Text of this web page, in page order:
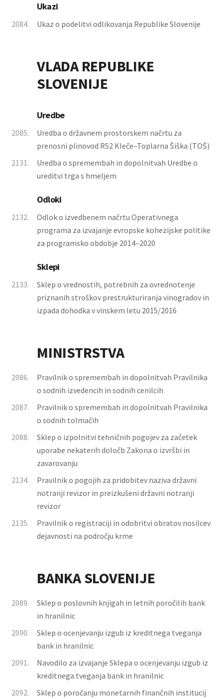
Ukazi
2084. Ukaz o podelitvi odlikovanja Republike Slovenije
VLADA REPUBLIKE
SLOVENIJE
Uredbe
2085.
Uredba o državnem prostorskem načrtu za
prenosni plinovod R52 Kleče–Toplarna Šiška (TOŠ)
2131.
Uredba o spremembah in dopolnitvah Uredbe o
ureditvi trga s hmeljem
Odloki
2132.
Odlok o izvedbenem načrtu Operativnega
programa za izvajanje evropske kohezijske politike
za programsko obdobje 2014–2020
Sklepi
2133.
Sklep o vrednostih, potrebnih za ovrednotenje
priznanih stroškov prestrukturiranja vinogradov in
izpada dohodka v vinskem letu 2015/2016
MINISTRSTVA
2086.
Pravilnik o spremembah in dopolnitvah Pravilnika
o sodnih izvedencih in sodnih cenilcih
2087.
Pravilnik o spremembah in dopolnitvah Pravilnika
o sodnih tolmačih
2088.
Sklep o izpolnitvi tehničnih pogojev za začetek
uporabe nekaterih določb Zakona o izvršbi in
zavarovanju
2134.
Pravilnik o pogojih za pridobitev naziva državni
notranji revizor in preizkušeni državni notranji
revizor
2135.
Pravilnik o registraciji in odobritvi obratov nosilcev
dejavnosti na področju krme
BANKA SLOVENIJE
2089.
Sklep o poslovnih knjigah in letnih poročilih bank
in hranilnic
2090.
Sklep o ocenjevanju izgub iz kreditnega tveganja
bank in hranilnic
2091.
Navodilo za izvajanje Sklepa o ocenjevanju izgub iz
kreditnega tveganja bank in hranilnic
2092.
Sklep o poročanju monetarnih finančnih institucij